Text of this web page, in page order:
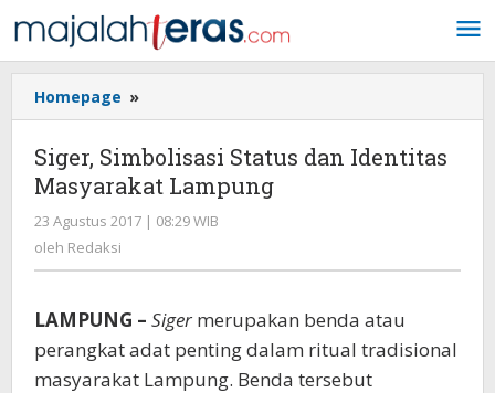
ke
konten
Homepage »
Simbolisasi
Status
dan
Identitas
Masyarakat
Lampung
Siger, Simbolisasi Status dan Identitas
Masyarakat Lampung
23 Agustus 2017 | 08:29 WIB
oleh Redaksi
LAMPUNG – Siger merupakan benda atau
perangkat adat penting dalam ritual tradisional
masyarakat Lampung. Benda tersebut